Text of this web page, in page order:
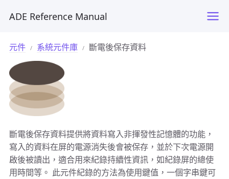
ADE Reference Manual
元件 系統元件庫 斷電後保存資料
斷電後保存資料提供將資料寫入非揮發性記憶體的功能，
寫入的資料在屏的電源消失後會被保存，並於下次電源開
啟後被讀出，適合用來紀錄持續性資訊，如紀錄屏的總使
用時間等。 此元件紀錄的方法為使用鍵值，一個字串鍵可